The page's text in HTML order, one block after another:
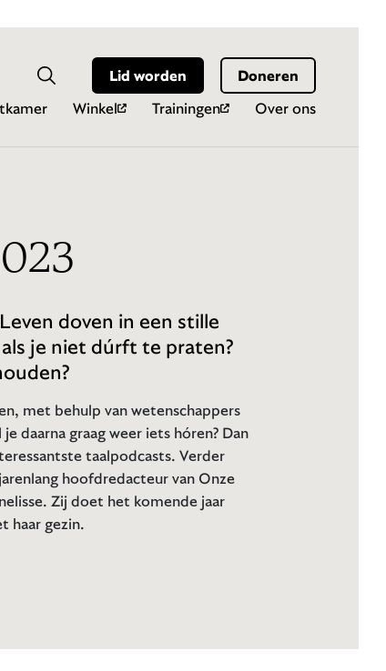
Winkel Trainingen Over ons
Zoeken
ZoekveldLid worden Doneren
doven in een stille
je niet dúrft te praten?
met behulp van wetenschappers
daarna graag weer iets hóren? Dan
taalpodcasts. Verder
hoofdredacteur van Onze
Zij doet het komende jaar
haar gezin.